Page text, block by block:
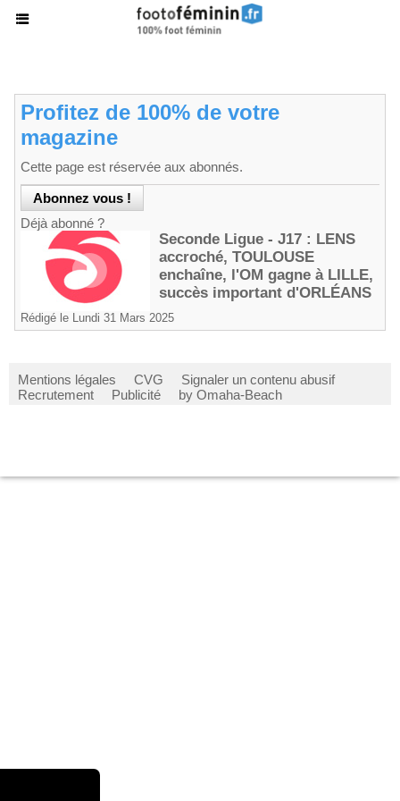
Profitez de 100% de votre
magazine
Cette page est réservée aux abonnés.
Déjà abonné ?
Seconde Ligue - J17 : LENS
accroché, TOULOUSE
enchaîne, l'OM gagne à LILLE,
succès important d'ORLÉANS
Rédigé le Lundi 31 Mars 2025
Mentions légales CVG
Signaler un contenu abusif
Recrutement
Publicité by Omaha-Beach